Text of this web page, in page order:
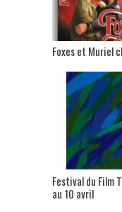
Foxes et Muriel
Festival du Film
au 10 avril